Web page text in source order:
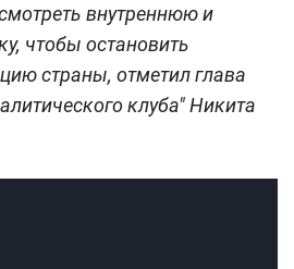
внутреннюю и
чтобы остановить
страны, отметил глава
клуба" Никита